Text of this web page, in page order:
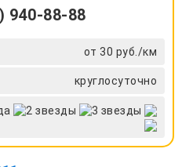
940-88-88
от 30 руб./км
круглосуточно